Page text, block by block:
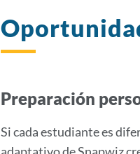
Preparación
Si cada estudiante es